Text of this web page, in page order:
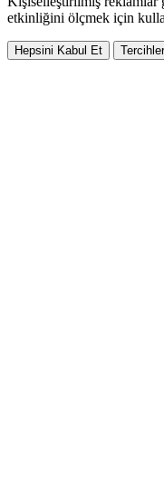
etkinliğini ölçmek için
Hepsini Kabul Et